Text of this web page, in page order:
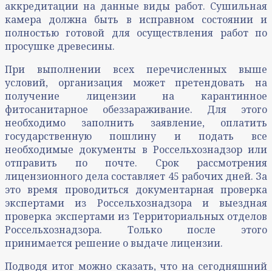
аккредитации на данные виды работ. Сушильная
камера должна быть в исправном состоянии и
полностью готовой для осуществления работ по
просушке древесины.
При выполнении всех перечисленных выше
условий, организация может претендовать на
получение лицензии на карантинное
фитосанитарное обеззараживание. Для этого
необходимо заполнить заявление, оплатить
государственную пошлину и подать все
необходимые документы в Россельхознадзор или
отправить по почте. Срок рассмотрения
лицензионного дела составляет 45 рабочих дней. За
это время проводиться документарная проверка
экспертами из Россельхознадзора и выездная
проверка экспертами из Территориальных отделов
Россельхознадзора. Только после этого
принимается решение о выдаче лицензии.
Подводя итог можно сказать, что на сегодняшний